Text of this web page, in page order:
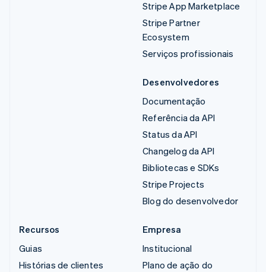
Stripe App Marketplace
Stripe Partner
Ecosystem
Serviços profissionais
Desenvolvedores
Documentação
Referência da API
Status da API
Changelog da API
Bibliotecas e SDKs
Stripe Projects
Blog do desenvolvedor
Recursos
Guias
Histórias de clientes
Empresa
Institucional
Plano de ação do